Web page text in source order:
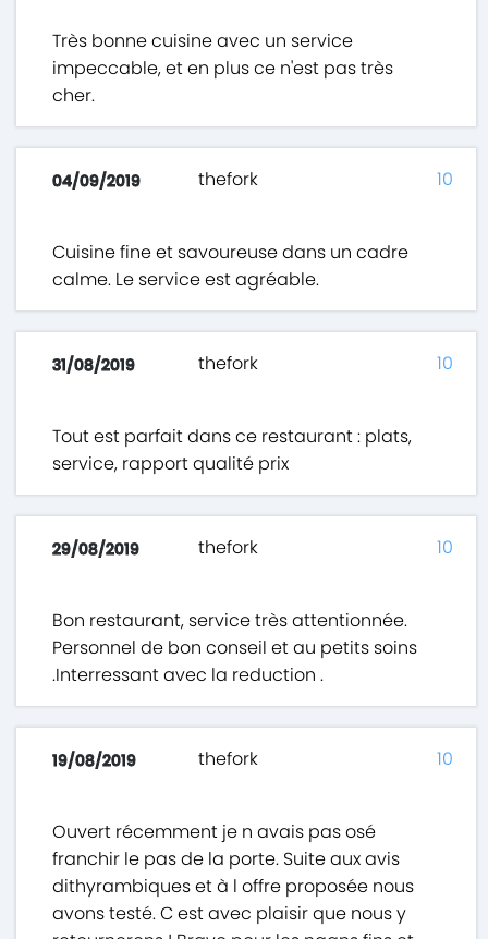
Très bonne cuisine avec un service
impeccable, et en plus ce n'est pas très
cher.
04/09/2019 thefork
Cuisine fine et savoureuse dans un cadre
calme. Le service est agréable.
10
31/08/2019 thefork
Tout est parfait dans ce restaurant : plats,
service, rapport qualité prix
10
29/08/2019 thefork
Bon restaurant, service très attentionnée.
Personnel de bon conseil et au petits soins
.Interressant avec la reduction .
10
19/08/2019 thefork
Ouvert récemment je n avais pas osé
franchir le pas de la porte. Suite aux avis
dithyrambiques et à l offre proposée nous
avons testé. C est avec plaisir que nous y
10